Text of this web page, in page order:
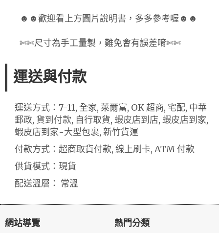
☻☻歡迎看上方圖片說明書，多多參考喔☻☻
✄✄尺寸為手工量製，難免會有誤差唷✄✄
運送與付款
運送方式：7-11, 全家, 萊爾富, OK 超商, 宅配, 中華
郵政, 貨到付款, 自行取貨, 蝦皮店到店, 蝦皮店到家,
蝦皮店到家-大型包裹, 新竹貨運
付款方式：超商取貨付款, 線上刷卡, ATM 付款
供貨模式：現貨
配送溫層： 常溫
網站導覽 熱門分類